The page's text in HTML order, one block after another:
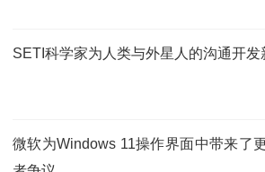
SETI科学家为人类与外星人的沟通开发
微软为Windows 11操作界面中带来了